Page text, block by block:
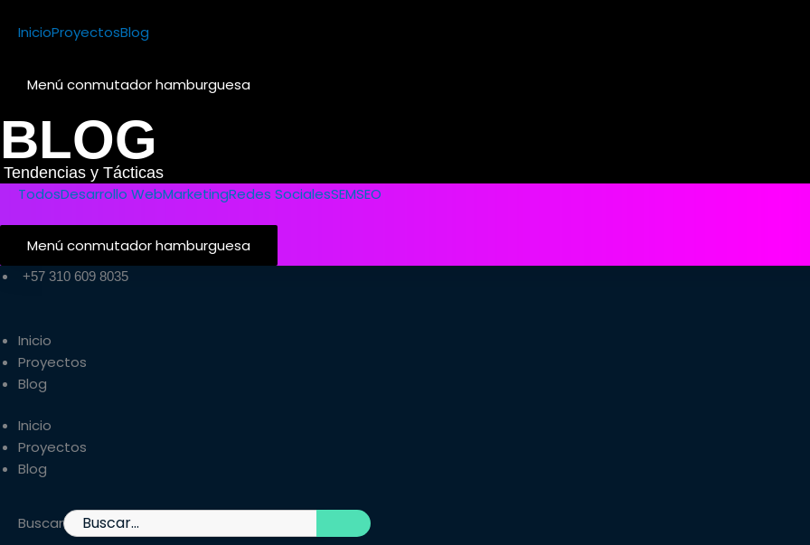
InicioProyectosBlog
Menú conmutador hamburguesa
BLOG
Tendencias y Tácticas
TodosDesarrollo WebMarketingRedes SocialesSEMSEO
Menú conmutador hamburguesa
+57 310 609 8035
Inicio
Proyectos
Blog
Inicio
Proyectos
Blog
Buscar